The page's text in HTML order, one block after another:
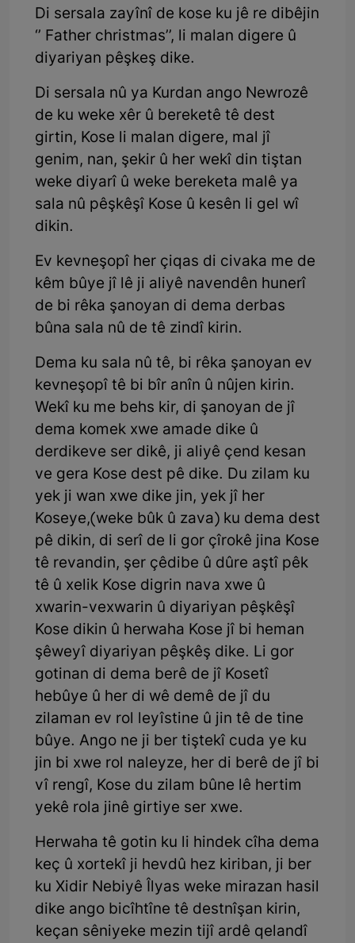
Di sersala zayînî de kose ku jê re dibêjin
‘’ Father christmas’’, li malan digere û
diyariyan pêşkeş dike.
Di sersala nû ya Kurdan ango Newrozê
de ku weke xêr û bereketê tê dest
girtin, Kose li malan digere, mal jî
genim, nan, şekir û her wekî din tiştan
weke diyarî û weke bereketa malê ya
sala nû pêşkêşî Kose û kesên li gel wî
dikin.
Ev kevneşopî her çiqas di civaka me de
kêm bûye jî lê ji aliyê navendên hunerî
de bi rêka şanoyan di dema derbas
bûna sala nû de tê zindî kirin.
Dema ku sala nû tê, bi rêka şanoyan ev
kevneşopî tê bi bîr anîn û nûjen kirin.
Wekî ku me behs kir, di şanoyan de jî
dema komek xwe amade dike û
derdikeve ser dikê, ji aliyê çend kesan
ve gera Kose dest pê dike. Du zilam ku
yek ji wan xwe dike jin, yek jî her
Koseye,(weke bûk û zava) ku dema dest
pê dikin, di serî de li gor çîrokê jina Kose
tê revandin, şer çêdibe û dûre aştî pêk
tê û xelik Kose digrin nava xwe û
xwarin-vexwarin û diyariyan pêşkêşî
Kose dikin û herwaha Kose jî bi heman
şêweyî diyariyan pêşkêş dike. Li gor
gotinan di dema berê de jî Kosetî
hebûye û her di wê demê de jî du
zilaman ev rol leyîstine û jin tê de tine
bûye. Ango ne ji ber tiştekî cuda ye ku
jin bi xwe rol naleyze, her di berê de jî bi
vî rengî, Kose du zilam bûne lê hertim
yekê rola jinê girtiye ser xwe.
Herwaha tê gotin ku li hindek cîha dema
keç û xortekî ji hevdû hez kiriban, ji ber
ku Xidir Nebiyê Îlyas weke mirazan hasil
dike ango bicîhtîne tê destnîşan kirin,
keçan sêniyeke mezin tijî ardê qelandî